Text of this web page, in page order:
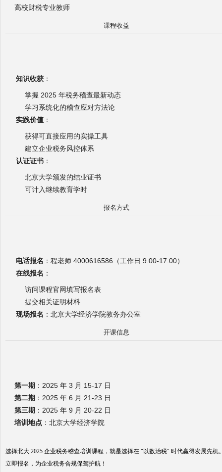
高校财税专业教师
课程收益
知识收获 ：
掌握 2025 年税务稽查最新动态
学习系统化的稽查应对方法论
实践价值 ：
获得可直接应用的实操工具
建立企业税务风控体系
认证证书 ：
北京大学颁发的结业证书
可计入继续教育学时
报名方式
电话报名 ：程老师 4000616586（工作日 9:00-17:00）
在线报名 ：
访问课程官网填写报名表
提交相关证明材料
现场报名 ：北京大学经济学院教务办公室
开课信息
第一期 ：2025 年 3 月 15-17 日
第二期 ：2025 年 6 月 21-23 日
第三期 ：2025 年 9 月 20-22 日
培训地点：北京大学经济学院
选择北大 2025 企业税务稽查培训课程，就是选择在 "以数治税" 时代赢得发展先机
立即报名，为企业税务合规保驾护航！